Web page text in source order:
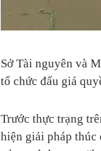
Sở Tài nguyên và
tổ chức đấu giá
Trước thực trạng
hiện giải pháp thúc